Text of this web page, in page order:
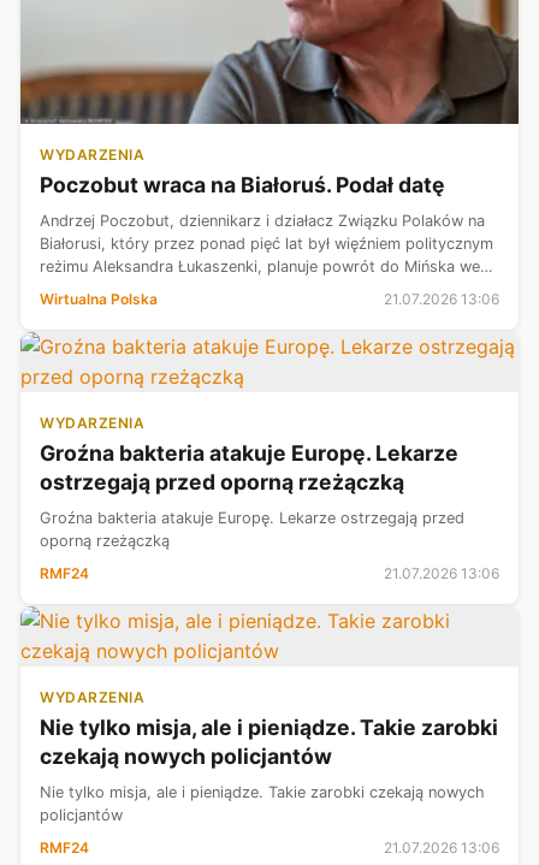
WYDARZENIA
Poczobut wraca na Białoruś. Podał datę
Andrzej Poczobut, dziennikarz i działacz Związku Polaków na
Białorusi, który przez ponad pięć lat był więźniem politycznym
reżimu Aleksandra Łukaszenki, planuje powrót do Mińska we
wrześniu 2026 r. Jak podaje Onet, Poczobut zamierza wziąć
Wirtualna Polska 21.07.2026 13:06
WYDARZENIA
Groźna bakteria atakuje Europę. Lekarze
ostrzegają przed oporną rzeżączką
Groźna bakteria atakuje Europę. Lekarze ostrzegają przed
oporną rzeżączką
RMF24
21.07.2026 13:06
WYDARZENIA
Nie tylko misja, ale i pieniądze. Takie zarobki
czekają nowych policjantów
Nie tylko misja, ale i pieniądze. Takie zarobki czekają nowych
policjantów
RMF24
21.07.2026 13:06